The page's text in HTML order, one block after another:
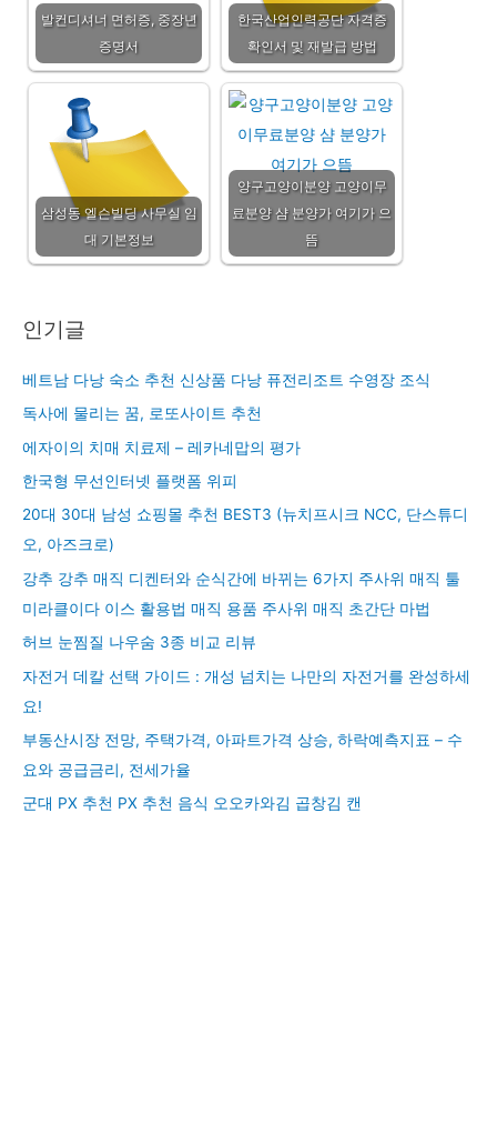
발컨디셔너 면허증, 중장년
증명서
한국산업인력공단 자격증
확인서 및 재발급 방법
삼성동 엘슨빌딩 사무실 임
대 기본정보
양구고양이분양 고양이무
료분양 샴 분양가 여기가 으
뜸
인기글
베트남 다낭 숙소 추천 신상품 다낭 퓨전리조트 수영장 조식
독사에 물리는 꿈, 로또사이트 추천
에자이의 치매 치료제 – 레카네맙의 평가
한국형 무선인터넷 플랫폼 위피
20대 30대 남성 쇼핑몰 추천 BEST3 (뉴치프시크 NCC, 단스튜디
오, 아즈크로)
강추 강추 매직 디켄터와 순식간에 바뀌는 6가지 주사위 매직 툴
미라클이다 이스 활용법 매직 용품 주사위 매직 초간단 마법
허브 눈찜질 나우숨 3종 비교 리뷰
자전거 데칼 선택 가이드 : 개성 넘치는 나만의 자전거를 완성하세
요!
부동산시장 전망, 주택가격, 아파트가격 상승, 하락예측지표 – 수
요와 공급금리, 전세가율
군대 PX 추천 PX 추천 음식 오오카와김 곱창김 캔